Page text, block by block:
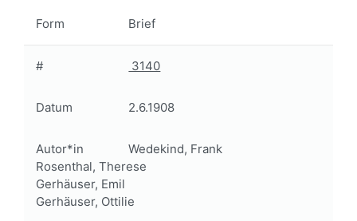
Form Brief
# 3140
Datum 2.6.1908
Autor*in
Wedekind, Frank
Rosenthal, Therese
Gerhäuser, Emil
Gerhäuser, Ottilie